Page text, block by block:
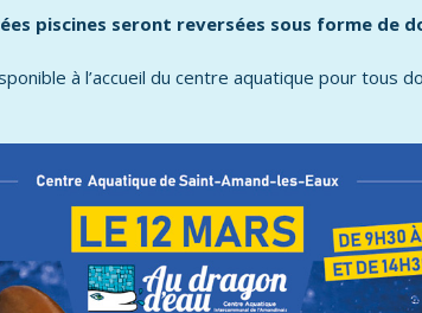
piscines seront reversées sous forme de
à l’accueil du centre aquatique pour tous